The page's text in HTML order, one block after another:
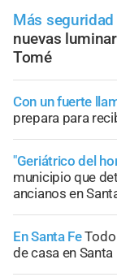
Más seguridad
nuevas
Tomé
Con un fuerte
prepara para
"Geriátrico del
municipio que
ancianos en
En Santa Fe
de casa en